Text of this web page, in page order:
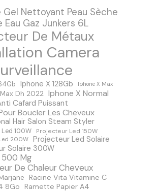
Gel Nettoyant Peau Sèche
Eau Gaz Junkers 6L
De Métaux
Camera
Iphone X 128Gb Iphone X Max
Dh 2022 Iphone X Normal
Cafard Puissant
Boucler Les Cheveux
Hair Salon Steam Styler
100W Projecteur Led 150W
200W Projecteur Led Solaire
Solaire 300W
500 Mg
De Chaleur Cheveux
Racine Vita Vitamine C
8Go
Ramette Papier A4